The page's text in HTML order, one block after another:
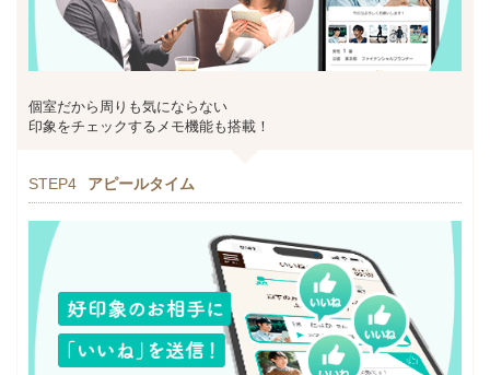
個室だから周りも気にならない
印象をチェックするメモ機能も搭載！
STEP4 アピールタイム